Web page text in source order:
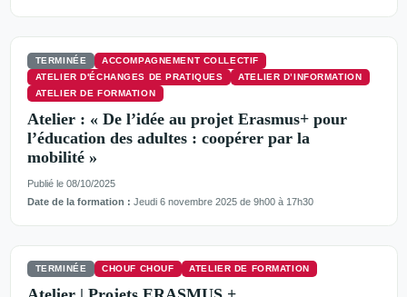
TERMINÉE
ACCOMPAGNEMENT COLLECTIF
ATELIER D'ÉCHANGES DE PRATIQUES
ATELIER D’INFORMATION
ATELIER DE FORMATION
Atelier : « De l’idée au projet Erasmus+ pour
l’éducation des adultes : coopérer par la
mobilité »
Publié le 08/10/2025
Date de la formation : Jeudi 6 novembre 2025 de 9h00 à 17h30
TERMINÉE CHOUF CHOUF ATELIER DE FORMATION